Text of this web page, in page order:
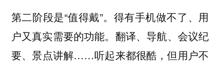
第二阶段是“值得戴”。得有手机做不了、用
户又真实需要的功能。翻译、导航、会议纪
要、景点讲解……听起来都很酷，但用户不